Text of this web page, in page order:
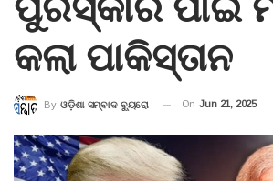
କଲା ପାକିସ୍ତାନ
By ଓଡ଼ିଶା ସମ୍ବାଦ ବ୍ୟୁରୋ On Jun 21, 2025